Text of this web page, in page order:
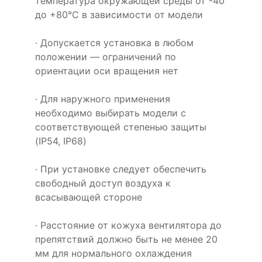
до +80°C в зависимости от модели
· Допускается установка в любом
положении — ограничений по
ориентации оси вращения нет
· Для наружного применения
необходимо выбирать модели с
соответствующей степенью защиты
(IP54, IP68)
· При установке следует обеспечить
свободный доступ воздуха к
всасывающей стороне
· Расстояние от кожуха вентилятора до
препятствий должно быть не менее 20
мм для нормального охлаждения